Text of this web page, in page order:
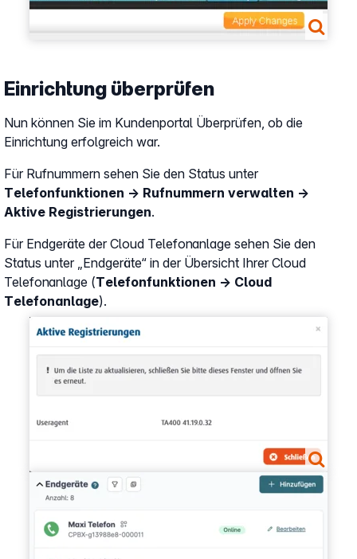
Einrichtung überprüfen
Nun können Sie im Kundenportal Überprüfen, ob die
Einrichtung erfolgreich war.
Für Rufnummern sehen Sie den Status unter
Telefonfunktionen → Rufnummern verwalten →
Aktive Registrierungen.
Für Endgeräte der Cloud Telefonanlage sehen Sie den
Status unter „Endgeräte“ in der Übersicht Ihrer Cloud
Telefonanlage (Telefonfunktionen → Cloud
Telefonanlage).
Show larger version
Show larger version for: